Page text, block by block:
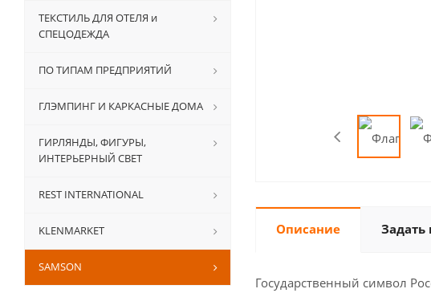
Описание Задать
Государственный символ
ТЕКСТИЛЬ ДЛЯ ОТЕЛЯ и
СПЕЦОДЕЖДА
ПО ТИПАМ ПРЕДПРИЯТИЙ
ГЛЭМПИНГ И КАРКАСНЫЕ ДОМА
ГИРЛЯНДЫ, ФИГУРЫ,
ИНТЕРЬЕРНЫЙ СВЕТ
REST INTERNATIONAL
KLENMARKET
SAMSON